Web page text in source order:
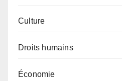
Culture
Droits humains
Économie